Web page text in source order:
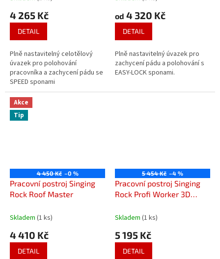
4 265 Kč
DETAIL
Plně nastavitelný celotělový
úvazek pro polohování
pracovníka a zachycení pádu se
SPEED sponami
od 4 320 Kč
DETAIL
Plně nastavitelný úvazek pro
zachycení pádu a polohování s
EASY-LOCK sponami.
Akce
Tip
4 450 Kč –0 %
Pracovní postroj Singing
Rock Roof Master
Skladem (1 ks)
4 410 Kč
DETAIL
5 454 Kč –4 %
Pracovní postroj Singing
Rock Profi Worker 3D
Skladem (1 ks)
5 195 Kč
DETAIL